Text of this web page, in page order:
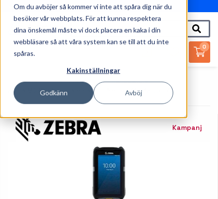
Om du avböjer så kommer vi inte att spåra dig när du
besöker vår webbplats. För att kunna respektera
dina önskemål måste vi dock placera en kaka i din
webbläsare så att våra system kan se till att du inte
spåras.
Kakinställningar
Godkänn Avböj
010-162 61 95
0
Startsida Handdatorer
Handdatorer
Zebra MC3300ax - Handdator - Android 11 - 32 GB - 4"
Kampanj